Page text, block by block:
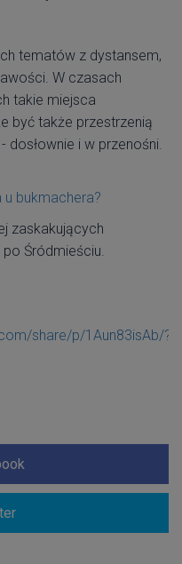
tematów z dystansem,
W czasach
takie miejsca
być także przestrzenią
dosłownie i w przenośni.
bukmachera?
zaskakujących
Śródmieściu.
share/p/1Aun83isAb/?